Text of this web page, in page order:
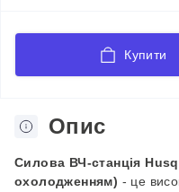
Купити
Опис
Силова ВЧ-станція
охолодженням) - це